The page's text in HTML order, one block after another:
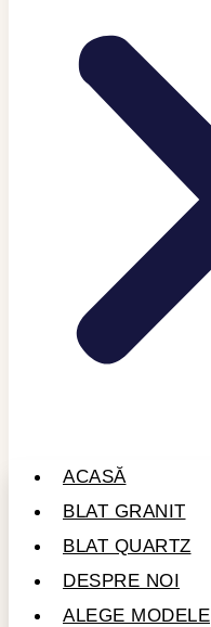
ACASĂ
BLAT GRANIT
BLAT QUARTZ
DESPRE NOI
ALEGE MODELE